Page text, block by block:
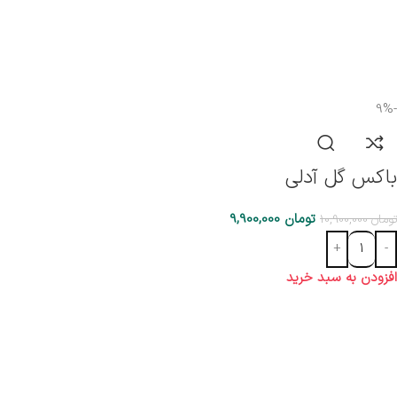
-9%
باکس گل آدلی
تومان10,900,000 تومان
افزودن به سبد خرید